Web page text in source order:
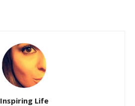
Inspiring Life